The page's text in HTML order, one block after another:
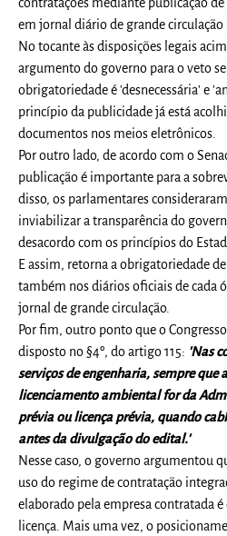
contratações mediante publicação
em jornal diário de grande circulação
No tocante às disposições legais
argumento do governo para o veto
obrigatoriedade é 'desnecessária' e
princípio da publicidade já está
documentos nos meios eletrônicos.
Por outro lado, de acordo com o
publicação é importante para a
disso, os parlamentares
inviabilizar a transparência do
desacordo com os princípios do
E assim, retorna a obrigatoriedade
também nos diários oficiais de cada
jornal de grande circulação.
Por fim, outro ponto que o
disposto no §4º, do artigo 115: 'Nas
serviços de engenharia, sempre que
licenciamento ambiental for da
prévia ou licença prévia, quando
antes da divulgação do edital.'
Nesse caso, o governo argumentou
uso do regime de contratação
elaborado pela empresa contratada
licença. Mais uma vez, o